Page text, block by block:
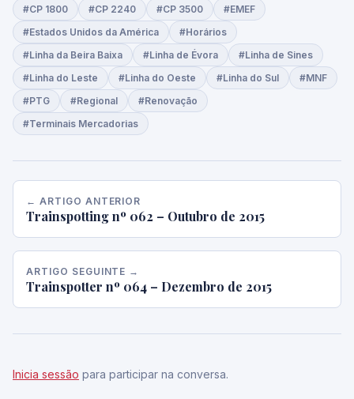
#CP 1800
#CP 2240 #CP 3500
#EMEF
#Estados Unidos da América
#Horários
#Linha da Beira Baixa
#Linha de Évora
#Linha de Sines
#Linha do Leste
#Linha do Oeste #Linha do Sul
#MNF
#PTG
#Regional
#Renovação
#Terminais Mercadorias
← ARTIGO ANTERIOR
Trainspotting nº 062 – Outubro de 2015
ARTIGO SEGUINTE →
Trainspotter nº 064 – Dezembro de 2015
Inicia sessão para participar na conversa.